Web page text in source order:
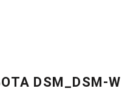
DSM_DSM-